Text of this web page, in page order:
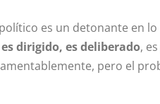
es un detonante en
dirigido, es deliberado,
pero el